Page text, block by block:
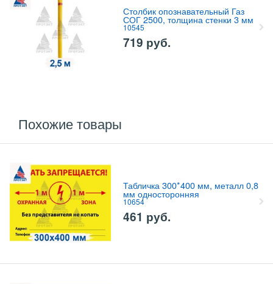
Столбик опознавательный Газ
СОГ 2500, толщина стенки 3 мм
10545
719 руб.
Похожие товары
Табличка 300*400 мм, металл 0,8
мм односторонняя
10654
461 руб.